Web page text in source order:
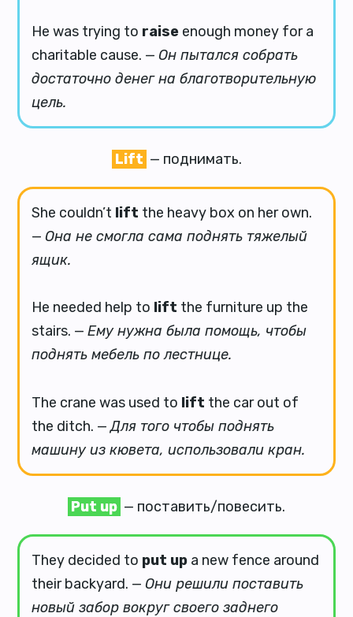
He was trying to raise enough money for a
charitable cause. —Он пытался собрать
достаточно денег на благотворительную
цель.
Lift — поднимать.
She couldn’t lift the heavy box on her own.
—Она не смогла сама поднять тяжелый
ящик.
He needed help to lift the furniture up the
stairs. —Ему нужна была помощь, чтобы
поднять мебель по лестнице.
The crane was used to lift the car out of
the ditch. —Для того чтобы поднять
машину из кювета, использовали кран.
Put up — поставить/повесить.
They decided to put up a new fence around
their backyard. —Они решили поставить
новый забор вокруг своего заднего